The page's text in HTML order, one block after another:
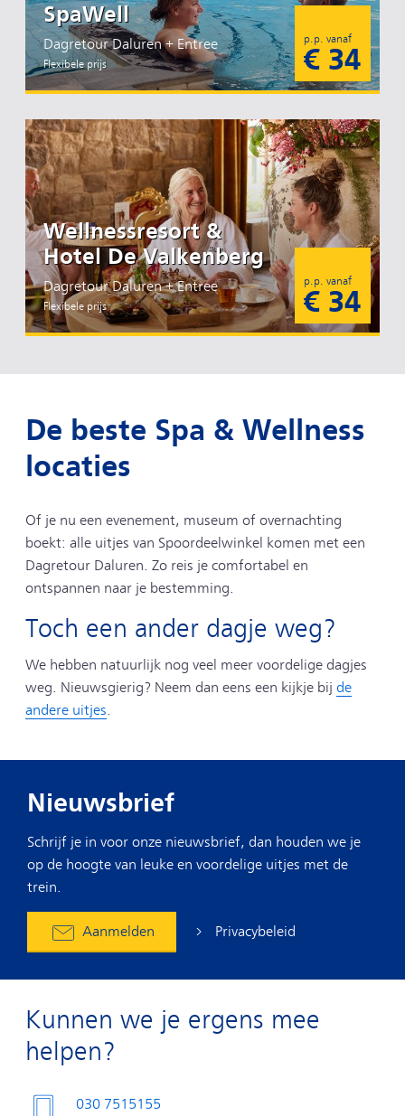
SpaWell
Dagretour Daluren + Entree
Flexibele prijs
p.p. vanaf
€ 34
Wellnessresort &
Hotel De Valkenberg
Dagretour Daluren + Entree
Flexibele prijs
p.p. vanaf
€ 34
De beste Spa & Wellness
locaties
Of je nu een evenement, museum of overnachting
boekt: alle uitjes van Spoordeelwinkel komen met een
Dagretour Daluren. Zo reis je comfortabel en
ontspannen naar je bestemming.
Toch een ander dagje weg?
We hebben natuurlijk nog veel meer voordelige dagjes
weg. Nieuwsgierig? Neem dan eens een kijkje bij de
andere uitjes.
Nieuwsbrief
Schrijf je in voor onze nieuwsbrief, dan houden we je
op de hoogte van leuke en voordelige uitjes met de
trein.
Aanmelden Privacybeleid
Kunnen we je ergens mee
helpen?
030 7515155